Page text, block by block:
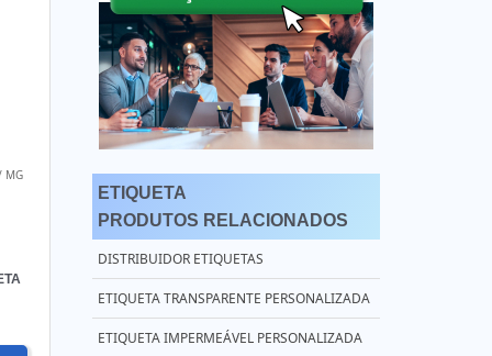
ETIQUETA
PRODUTOS RELACIONADOS
DISTRIBUIDOR ETIQUETAS
ETIQUETA TRANSPARENTE PERSONALIZADA
ETIQUETA IMPERMEÁVEL PERSONALIZADA